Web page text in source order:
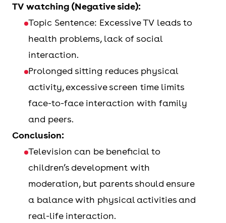
TV watching (Negative side):
Topic Sentence: Excessive TV leads to
health problems, lack of social
interaction.
Prolonged sitting reduces physical
activity, excessive screen time limits
face-to-face interaction with family
and peers.
Conclusion:
Television can be beneficial to
children’s development with
moderation, but parents should ensure
a balance with physical activities and
real-life interaction.